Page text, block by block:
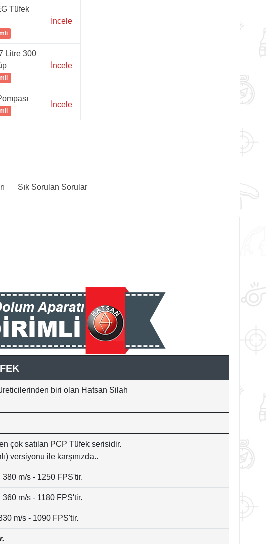
Tüfek
İncele
Litre 300
İncele
İncele
Sık Sorulan Sorular
biri olan Hatsan Silah
çok satılan PCP Tüfek serisidir.
versiyonu ile karşınızda..
380 m/s - 1250 FPS'tir.
360 m/s - 1180 FPS'tir.
m/s - 1090 FPS'tir.